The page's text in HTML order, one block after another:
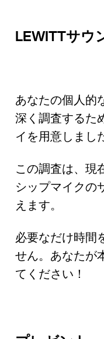
LEWITTサウ
あなたの個人的
深く調査するた
イを用意しまし
この調査は、現
シップマイクの
えます。
必要なだけ時間
せん。あなたが
てください！